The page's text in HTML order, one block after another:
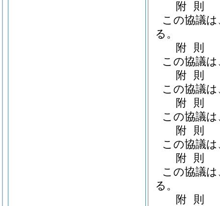
附 則
この協議
る。
附 則
この協議
附 則
この協議
附 則
この協議
附 則
この協議
附 則
この協議
る。
附 則